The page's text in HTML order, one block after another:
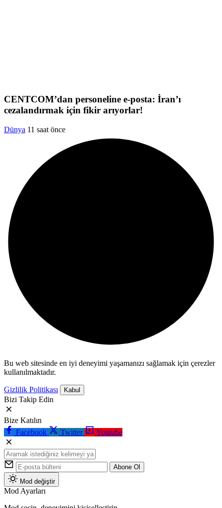
CENTCOM’dan personeline e-posta: İran’ı
cezalandırmak için fikir arıyorlar!
Dünya 11 saat önce
Bu web sitesinde en iyi deneyimi yaşamanızı sağlamak için çerezler
kullanılmaktadır.
Gizlilik Politikası Kabul
Bizi Takip Edin
Bize Katılın
Facebook
Twitter Youtube
Abone Ol
Mod değiştir
Mod Ayarları